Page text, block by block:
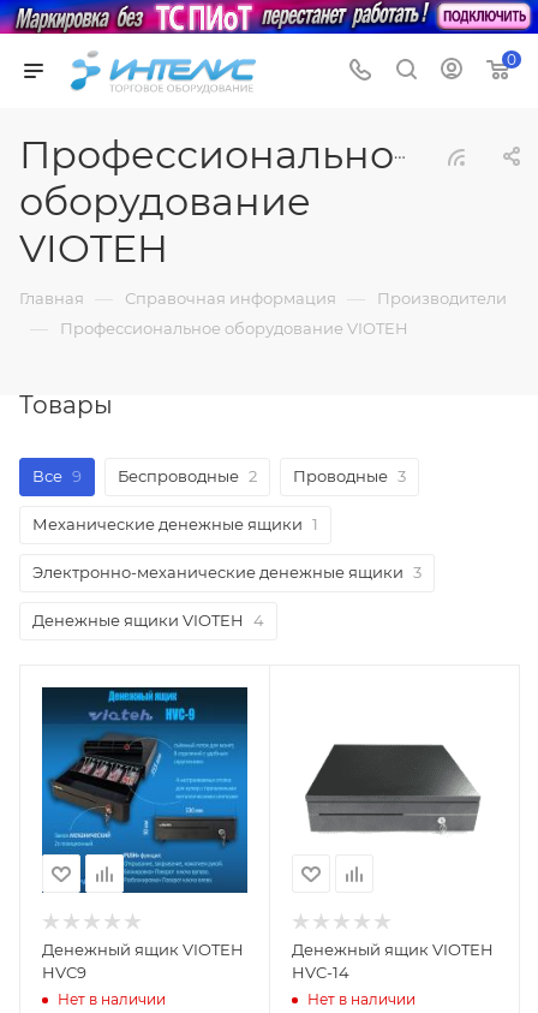
0
Профессиональное
оборудование
VIOTEH
Главная — Справочная информация — Производители
— Профессиональное оборудование VIOTEH
Товары
Все 9 Беспроводные 2 Проводные 3
Механические денежные ящики 1
Электронно-механические денежные ящики 3
Денежные ящики VIOTEH 4
Денежный ящик VIOTEH
HVC9
Нет в наличии
Денежный ящик VIOTEH
HVC-14
Нет в наличии